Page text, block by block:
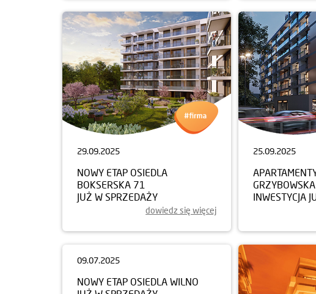
29.09.2025
NOWY ETAP OSIEDLA
BOKSERSKA 71
JUŻ W SPRZEDAŻY
dowiedz się więcej
25.09.2025
INWESTYCJA